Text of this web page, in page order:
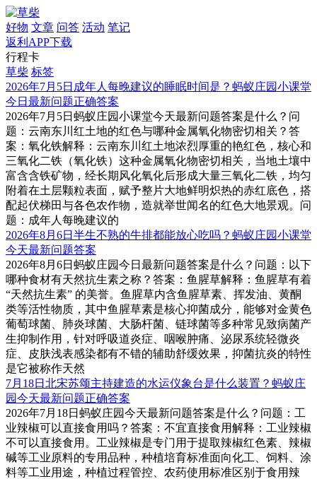
好物 文章 问答 活动 笔记
返利APP下载
行程卡
草柴 标签
2026年7月5日成年人每晚建议的睡眠时间是？蚂蚁庄园小课堂
今日最新问题正确答案
2026年7月5日蚂蚁庄园小课堂今天最新问题答案是什么？问
题：云南东川红土地的红色与哪种金属氧化物密切相关？答
案：氧化铁解释：云南东川红土地浓烈厚重的艳红色，核心和
三氧化二铁（氧化铁）这种金属氧化物密切相关，当地土壤中
富含含铁矿物，经长期风化氧化后形成大量三氧化二铁，均匀
附着在土层颗粒表面，赋予整片大地鲜明炽热的赤红底色，搭
配起伏梯田与各色农作物，造就举世闻名的红色大地景观。问
题：成年人每晚建议的
2026年8月6日半生不熟的牛排都能放心吃吗？蚂蚁庄园小课堂
今天最新问题答案
2026年8月6日蚂蚁庄园今日最新问题答案是什么？问题：以下
哪种食材有天然抗生素之称？答案：鱼腥草解释：鱼腥草有着
“天然抗生素” 的美誉。鱼腥草内含鱼腥草素、挥发油、黄酮
类等活性物质，其中鱼腥草素是核心抑菌成分，能够对金黄色
葡萄球菌、肺炎球菌、大肠杆菌、链球菌等多种常见致病菌产
生抑制作用，针对呼吸道炎症、咽喉肿痛、泌尿系统轻微炎
症、皮肤浅表感染都有不错的辅助舒缓效果，抑菌抗炎的特性
是它被称作天然
7月18日北宋苏颂主持建造的水运仪象台是什么装置？蚂蚁庄
园今天最新问题正确答案
2026年7月18日蚂蚁庄园今天最新问题答案是什么？问题：工
业辣椒可以直接食用吗？答案：不宜直接食用解释：工业辣椒
不可以直接食用。工业辣椒是专门用于提取辣椒红色素、辣椒
碱等工业原料的专用品种，种植培育标准面向化工、饲料、涂
料等工业用途，种植过程管控、农药使用标准区别于食用辣